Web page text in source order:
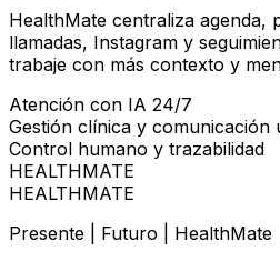
HealthMate centraliza agenda,
llamadas, Instagram y
trabaje con más contexto y
Atención con IA 24/7
Gestión clínica y comunicación
Control humano y trazabilidad
HEALTHMATE
HEALTHMATE
Presente | Futuro | HealthMate